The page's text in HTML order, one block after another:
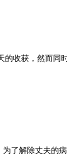
的收获，然而
了解除丈夫的